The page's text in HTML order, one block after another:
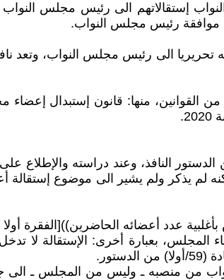
إستقالاتهم الى رئيس مجلس النواب
موافقة رئيس مجلس النواب.
((لرئيس الجمهورية تقديم إستقالته تحريريا الى رئيس مجلس
الداخلي لمجلس النواب العراقي لسنة 2007 من (152) مادة، ويرجع سند تشريعه الى المادة (51) من
لكنه لم يذكر ولم يشير الى موضوع
عدد أعضائه الحاضرين))[الفقرة أولا من
بعبارة أخرى: الإستقالة لا تدخل
من منصبه ـ وليس من المجلس ـ